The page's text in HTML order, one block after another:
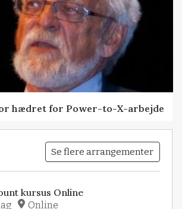
hædret for Power-to-X-arbejde
Se flere arrangementer
kursus Online
Online